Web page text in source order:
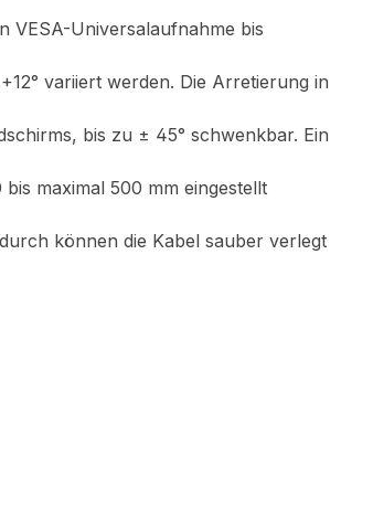
VESA-Universalaufnahme bis
variiert werden. Die Arretierung in
bis zu ± 45° schwenkbar. Ein
maximal 500 mm eingestellt
können die Kabel sauber verlegt